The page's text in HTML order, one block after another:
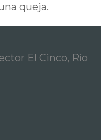
queja.
El Cinco, Río